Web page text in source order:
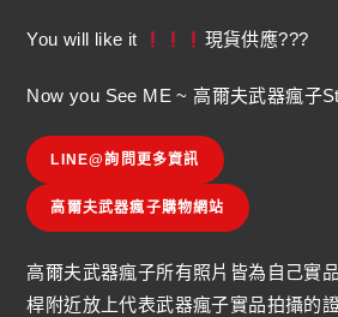
You will like it 現貨供應???
Now you See ME ~ 高爾夫武器瘋子
LINE@詢問更多資訊
高爾夫武器瘋子購物網站
高爾夫武器瘋子所有照片皆為自己實
桿附近放上代表武器瘋子實品拍攝的